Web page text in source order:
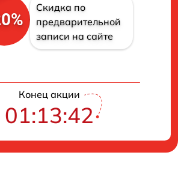
Скидка по
предварительной
записи на сайте
Конец акции
01:13:42